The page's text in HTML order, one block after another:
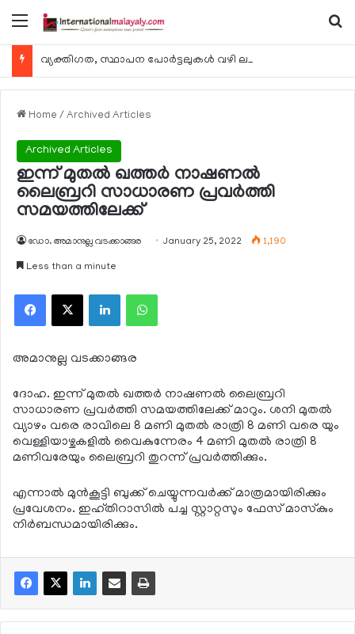
Menu
Home / Archived Articles
Archived Articles
ഇന്ന് മുതല്‍ ഖത്തര്‍ നാഷണല്‍
ലൈബ്രറി സാധാരണ പ്രവര്‍ത്തി
സമയത്തിലേക്ക്
ഡോ. അമാനുല്ല വടക്കാങ്ങര January 25, 2022 1,190
Less than a minute
Facebook
X LinkedInWhatsApp
അമാനുല്ല വടക്കാങ്ങര
ദോഹ. ഇന്ന് മുതല്‍ ഖത്തര്‍ നാഷണല്‍ ലൈബ്രറി
സാധാരണ പ്രവര്‍ത്തി സമയത്തിലേക്ക് മാറും. ശനി മുതല്‍
വ്യാഴം വരെ രാവിലെ 8 മണി മുതല്‍ രാത്രി 8 മണി വരെ യും
വെള്ളിയാഴ്ചകളില്‍ വൈകുന്നേരം 4 മണി മുതല്‍ രാത്രി 8
മണിവരേയും ലൈബ്രറി തുറന്ന് പ്രവര്‍ത്തിക്കും.
എന്നാല്‍ മുന്‍കൂട്ടി ബുക്ക് ചെയ്യുന്നവര്‍ക്ക് മാത്രമായിരിക്കും
പ്രവേശനം. ഇഹ്തിറാസില്‍ പച്ച സ്റ്റാറ്റസും ഫേസ് മാസ്‌കും
നിര്‍ബന്ധമായിരിക്കും.